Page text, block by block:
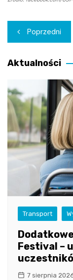
wpisu
Poprzedni
Aktualności
Transport
Festival –
7 sierpnia